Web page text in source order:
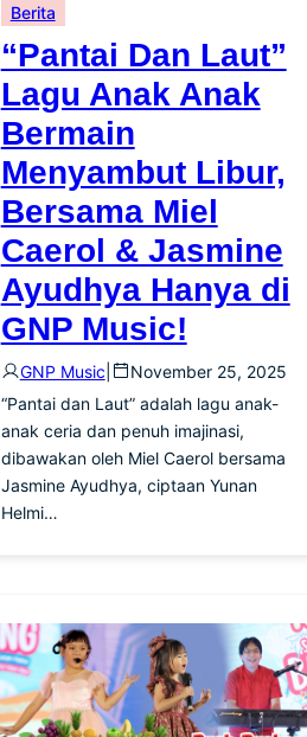
Berita
“Pantai Dan Laut”
Lagu Anak Anak
Bermain
Menyambut Libur,
Bersama Miel
Caerol & Jasmine
Ayudhya Hanya di
GNP Music!
GNP Music
November 25, 2025
“Pantai dan Laut” adalah lagu anak-
anak ceria dan penuh imajinasi,
dibawakan oleh Miel Caerol bersama
Jasmine Ayudhya, ciptaan Yunan
Helmi…